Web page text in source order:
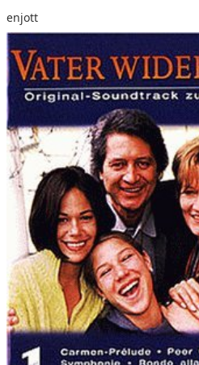
enjott
Home
Selected Works
Werkverzeichnis
About
Fotos
Kalender
Publikationen
Notizen
Feed